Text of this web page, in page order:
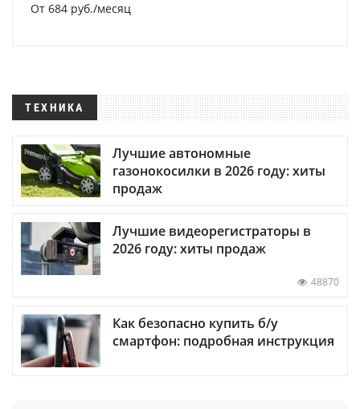
От 684 руб./месяц
ТЕХНИКА
Лучшие автономные
газонокосилки в 2026 году: хиты
продаж
Лучшие видеорегистраторы в
2026 году: хиты продаж
48870
Как безопасно купить б/у
смартфон: подробная инструкция